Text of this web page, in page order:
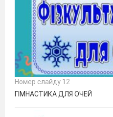
Номер слайду 12
ГІМНАСТИКА ДЛЯ ОЧЕЙ